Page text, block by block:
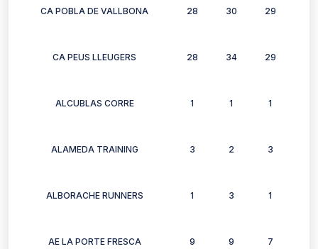
CA POBLA DE VALLBONA 28 30 29
CA PEUS LLEUGERS 28 34 29
ALCUBLAS CORRE 1 1 1
ALAMEDA TRAINING 3 2 3
ALBORACHE RUNNERS 1 3 1
AE LA PORTE FRESCA 9 9 7